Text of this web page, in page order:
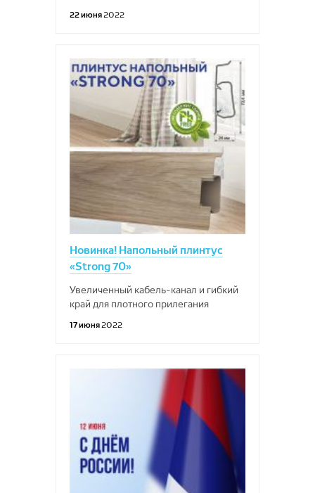
22 июня2022
Новинка! Напольный плинтус
«Strong 70»
Увеличенный кабель-канал и гибкий
край для плотного прилегания
17 июня2022